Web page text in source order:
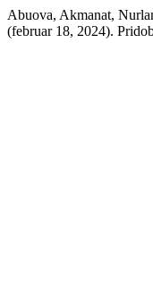
Abuova, Akmanat,
(februar 18, 2024).